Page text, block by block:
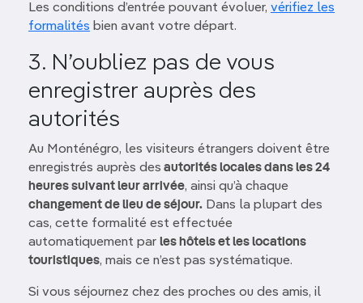
Les conditions d’entrée pouvant évoluer, vérifiez les
formalités bien avant votre départ.
3. N’oubliez pas de vous
enregistrer auprès des
autorités
Au Monténégro, les visiteurs étrangers doivent être
enregistrés auprès des autorités locales dans les 24
heures suivant leur arrivée, ainsi qu’à chaque
changement de lieu de séjour. Dans la plupart des
cas, cette formalité est effectuée
automatiquement par les hôtels et les locations
touristiques, mais ce n’est pas systématique.
Si vous séjournez chez des proches ou des amis, il